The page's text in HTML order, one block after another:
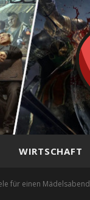
WIRTSCHAFT
für einen Mädelsabend